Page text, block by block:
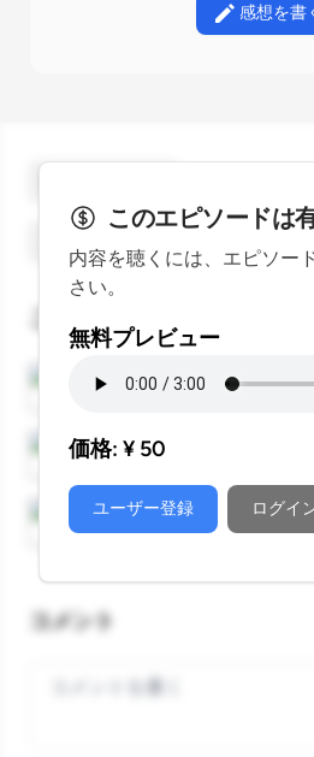
感想を書
Wave Aug22｜
377 声to字de隔日記｜初
ことのはGX｜23 Aug. 2025
コメント
Your comment
このエピソードは
内容を聴くには、エピソー
さい。
無料プレビュー
価格: ¥ 50
ユーザー登録 ログイ